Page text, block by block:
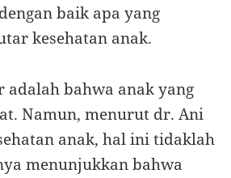
baik apa yang
kesehatan anak.
adalah bahwa anak yang
Namun, menurut dr. Ani
anak, hal ini tidaklah
menunjukkan bahwa